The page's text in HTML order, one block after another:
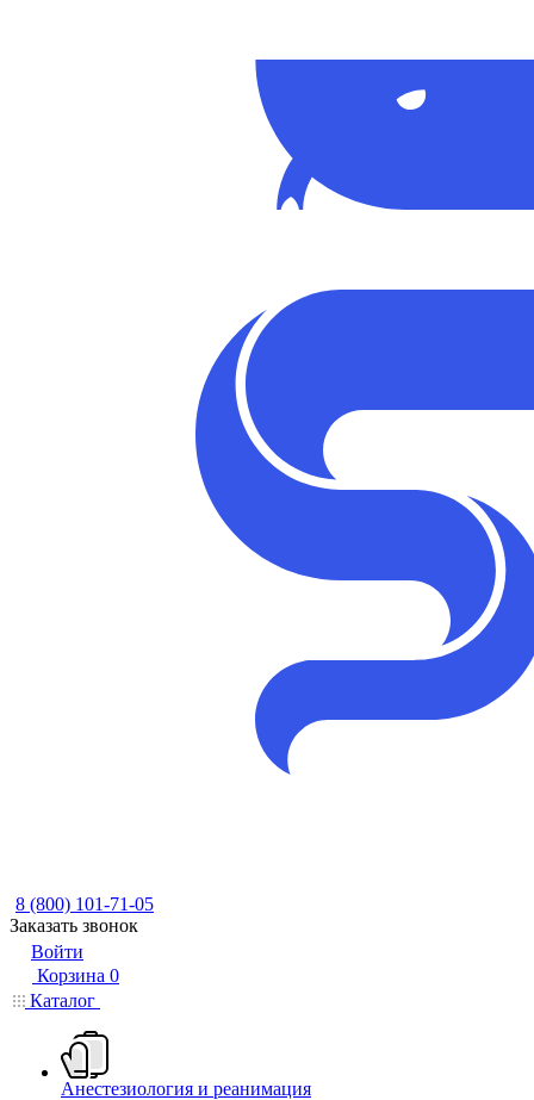
8 (800) 101-71-05
Заказать звонок
Войти
Корзина 0
Каталог
Анестезиология и реанимация